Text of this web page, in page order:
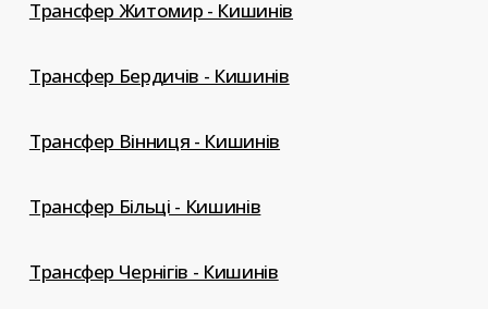
Трансфер Житомир - Кишинів
Трансфер Бердичів - Кишинів
Трансфер Вінниця - Кишинів
Трансфер Більці - Кишинів
Трансфер Чернігів - Кишинів